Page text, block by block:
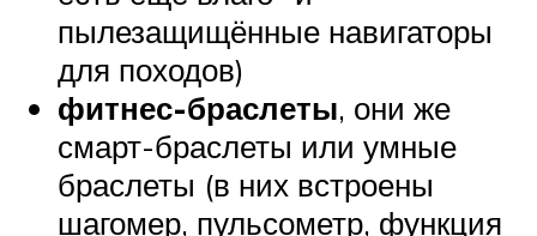
пылезащищённые навигаторы
для походов)
фитнес-браслеты, они же
смарт-браслеты или умные
браслеты (в них встроены
шагомер, пульсометр, функция